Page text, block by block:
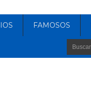
FAMOSOS